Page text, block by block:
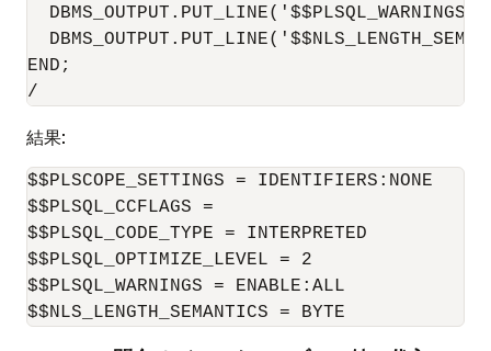
DBMS_OUTPUT.PUT_LINE('$$PLSQL_WARNINGS
END;
/
結果:
$$PLSCOPE_SETTINGS = IDENTIFIERS:NONE
$$PLSQL_CCFLAGS =
$$PLSQL_CODE_TYPE = INTERPRETED
$$PLSQL_OPTIMIZE_LEVEL = 2
$$PLSQL_WARNINGS = ENABLE:ALL
$$NLS_LENGTH_SEMANTICS = BYTE